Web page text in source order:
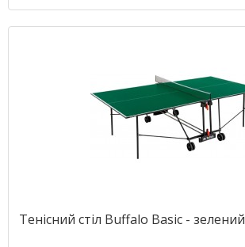
Тенісний стіл Buffalo Basic - зелений